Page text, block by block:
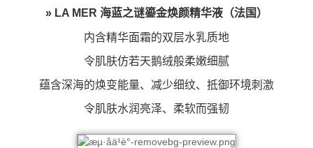
» LA MER 海蓝之谜鎏金焕颜精华液（法国）
内含精华面霜的双层水乳质地
令肌肤仿若天鹅绒般柔嫩细腻
蕴含深海的焕变能量、减少细纹、抵御环境刺激
令肌肤水润亮泽、柔软而强韧